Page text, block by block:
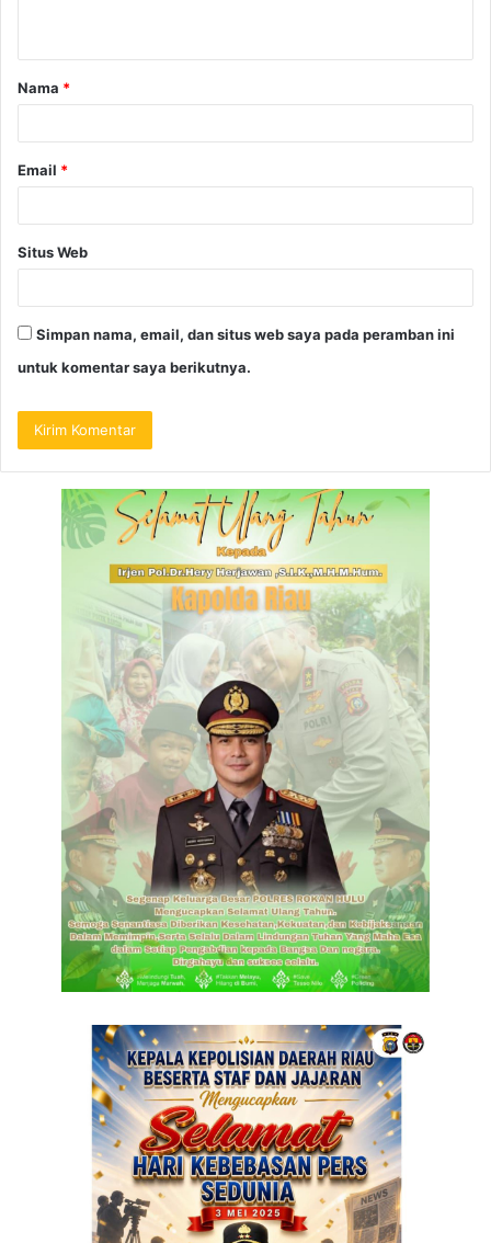
Nama *
Email *
Situs Web
Simpan nama, email, dan situs web saya pada peramban ini
untuk komentar saya berikutnya.